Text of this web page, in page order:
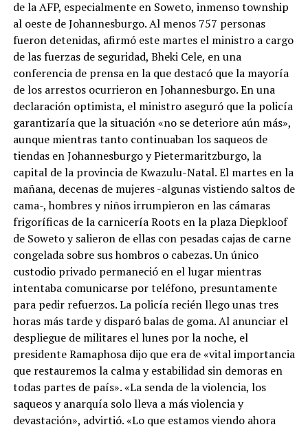
de la AFP, especialmente en Soweto, inmenso township
al oeste de Johannesburgo. Al menos 757 personas
fueron detenidas, afirmó este martes el ministro a cargo
de las fuerzas de seguridad, Bheki Cele, en una
conferencia de prensa en la que destacó que la mayoría
de los arrestos ocurrieron en Johannesburgo. En una
declaración optimista, el ministro aseguró que la policía
garantizaría que la situación «no se deteriore aún más»,
aunque mientras tanto continuaban los saqueos de
tiendas en Johannesburgo y Pietermaritzburgo, la
capital de la provincia de Kwazulu-Natal. El martes en la
mañana, decenas de mujeres -algunas vistiendo saltos de
cama-, hombres y niños irrumpieron en las cámaras
frigoríficas de la carnicería Roots en la plaza Diepkloof
de Soweto y salieron de ellas con pesadas cajas de carne
congelada sobre sus hombros o cabezas. Un único
custodio privado permaneció en el lugar mientras
intentaba comunicarse por teléfono, presuntamente
para pedir refuerzos. La policía recién llego unas tres
horas más tarde y disparó balas de goma. Al anunciar el
despliegue de militares el lunes por la noche, el
presidente Ramaphosa dijo que era de «vital importancia
que restauremos la calma y estabilidad sin demoras en
todas partes de país». «La senda de la violencia, los
saqueos y anarquía solo lleva a más violencia y
devastación», advirtió. «Lo que estamos viendo ahora